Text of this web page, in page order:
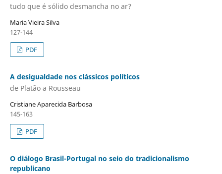
tudo que é sólido desmancha no ar?
Maria Vieira Silva
127-144
PDF
A desigualdade nos clássicos políticos
de Platão a Rousseau
Cristiane Aparecida Barbosa
145-163
PDF
O diálogo Brasil-Portugal no seio do tradicionalismo
republicano